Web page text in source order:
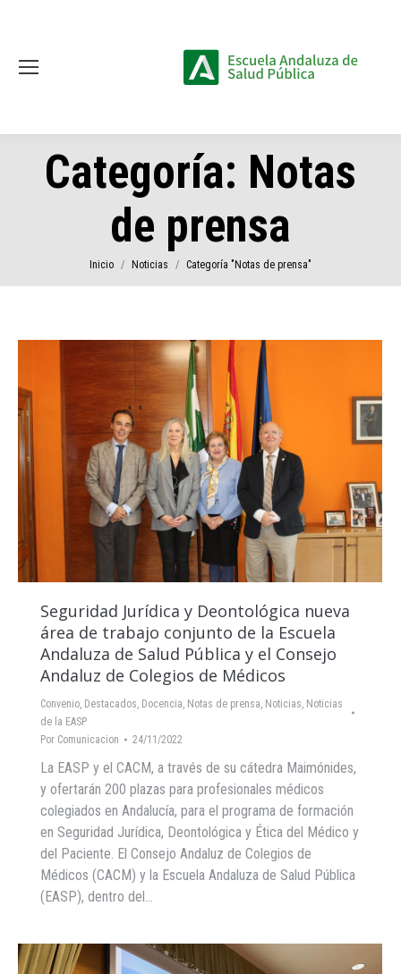
Categoría: Notas
de prensa
Estás aquí:
Inicio Noticias Categoría "Notas de prensa"
Seguridad Jurídica y Deontológica nueva
área de trabajo conjunto de la Escuela
Andaluza de Salud Pública y el Consejo
Andaluz de Colegios de Médicos
Convenio, Destacados, Docencia, Notas de prensa, Noticias, Noticias
de la EASP
Por Comunicacion 24/11/2022
La EASP y el CACM, a través de su cátedra Maimónides,
y ofertarán 200 plazas para profesionales médicos
colegiados en Andalucía, para el programa de formación
en Seguridad Jurídica, Deontológica y Ética del Médico y
del Paciente. El Consejo Andaluz de Colegios de
Médicos (CACM) y la Escuela Andaluza de Salud Pública
(EASP), dentro del…